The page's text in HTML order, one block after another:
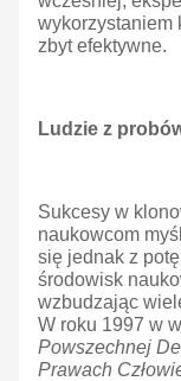
wykorzystaniem
zbyt efektywne.
Ludzie z
Sukcesy w
naukowcom
się jednak z
środowisk
wzbudzając
W roku 1997 w
Powszechnej
Prawach